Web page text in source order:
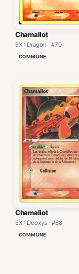
Chamallot
EX : Dragon · #70
COMMUNE
Chamallot
EX : Deoxys · #68
COMMUNE